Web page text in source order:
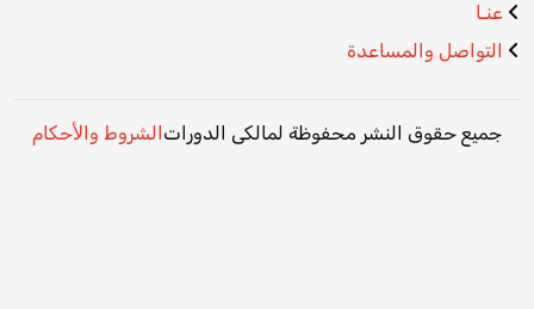
عنـا
التواصل والمساعدة
جميع حقوق النشر محفوظة لمالكى الدورات الشروط واﻷحكام